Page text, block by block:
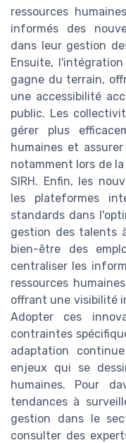
ressources
informés des
dans leur gestion
Ensuite,
gagne du terrain,
une accessibilité
public. Les
gérer plus
humaines et
notamment lors de
SIRH. Enfin, les
les plateformes
standards dans
gestion des talents
bien-être des
centraliser les
ressources
offrant une visibilité
Adopter ces
contraintes
adaptation
enjeux qui se
humaines. Pour
tendances à
gestion dans le
consulter des